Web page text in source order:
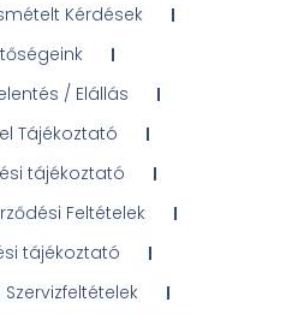
Kérdések
/ Elállás
Tájékoztató
tájékoztató
Feltételek
tájékoztató